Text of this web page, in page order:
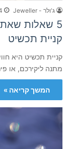
ג'ולר - Jeweller
5 שאלות
קניית תכשיט
קניית תכשיט היא
מתנה ליקירכם, או
המשך קריאה »